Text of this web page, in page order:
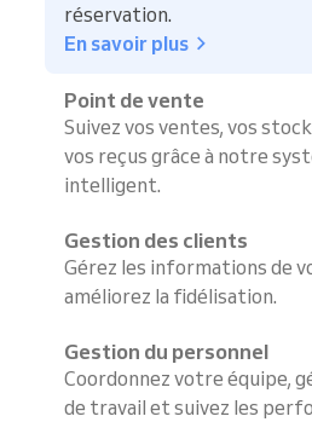
réservation.
En savoir plus
Point de vente
Suivez vos ventes, vos
vos reçus grâce à notre
intelligent.
Gestion des clients
Gérez les informations de
améliorez la fidélisation.
Gestion du personnel
Coordonnez votre équipe,
de travail et suivez les